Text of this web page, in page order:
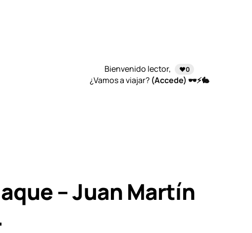
Bienvenido lector, ❤️0
¿Vamos a viajar? (Accede) 🕶️⚡🐇
– Juan Martín